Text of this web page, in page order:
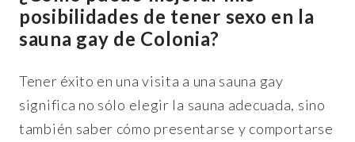
posibilidades de tener sexo en la
sauna gay de Colonia?
Tener éxito en una visita a una sauna gay
significa no sólo elegir la sauna adecuada, sino
también saber cómo presentarse y comportarse